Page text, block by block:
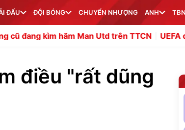
ĐẤU ĐỘI BÓNG CHUYỂN NHƯỢNG ANH TBN
Man Utd trên TTCN UEFA quyết tẩy chay
điều "rất dũng